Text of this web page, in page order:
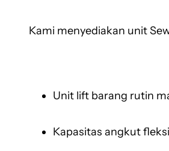
Kami menyediakan unit
Unit lift barang rutin
Kapasitas angkut